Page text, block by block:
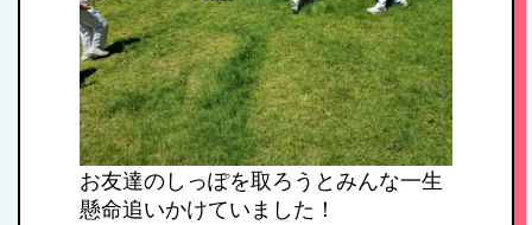
お友達のしっぽを取ろうとみんな一生
懸命追いかけていました！